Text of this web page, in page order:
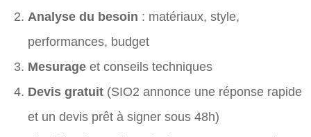
Analyse du besoin : matériaux, style,
performances, budget
Mesurage et conseils techniques
Devis gratuit (SIO2 annonce une réponse rapide
et un devis prêt à signer sous 48h)